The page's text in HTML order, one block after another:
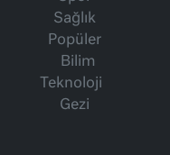
Sağlık
Popüler
Bilim
Teknoloji
Gezi